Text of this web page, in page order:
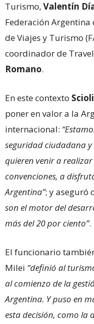
Turismo, Valentín
Federación Argentina
de Viajes y Turismo
coordinador de Travel
Romano.
En este contexto Scioli
poner en valor a la
internacional:
seguridad ciudadana
quieren venir a realizar
convenciones, a
Argentina”; y aseguró
son el motor del
más del 20 por ciento”.
El funcionario
Milei “definió al
al comienzo de la
Argentina. Y puso en
esta decisión, como la